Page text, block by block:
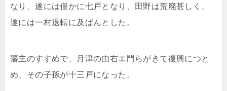
なり、遂には僅かに七戸となり、田野は荒廃甚しく、
遂には一村退転に及ばんとした。
藩主のすすめで、月津の由右エ門らがきて復興につと
め、その子孫が十三戸になった。